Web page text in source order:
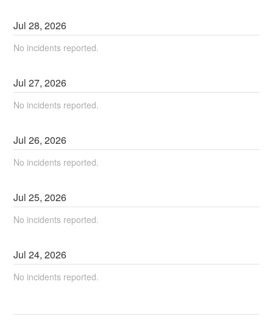
Jul28,2026
No incidents reported.
Jul27,2026
No incidents reported.
Jul26,2026
No incidents reported.
Jul25,2026
No incidents reported.
Jul24,2026
No incidents reported.